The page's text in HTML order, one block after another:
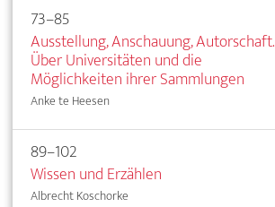
73–85
Ausstellung, Anschauung, Autorschaft.
Über Universitäten und die
Möglichkeiten ihrer Sammlungen
Anke te Heesen
89–102
Wissen und Erzählen
Albrecht Koschorke